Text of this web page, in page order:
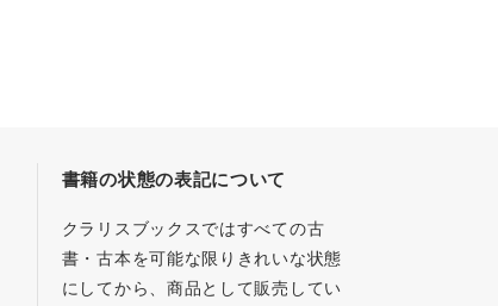
書籍の状態の表記について
クラリスブックスではすべての古
書・古本を可能な限りきれいな状態
にしてから、商品として販売してい